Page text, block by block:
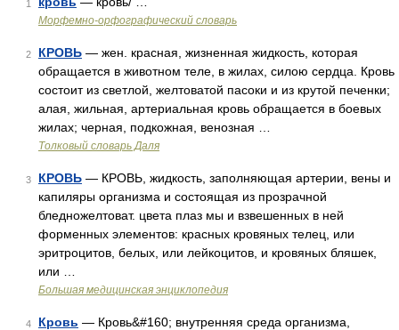
1
Морфемно-орфографический словарь
2 КРОВЬ — жен. красная, жизненная жидкость, которая
обращается в животном теле, в жилах, силою сердца. Кровь
состоит из светлой, желтоватой пасоки и из крутой печенки;
алая, жильная, артериальная кровь обращается в боевых
жилах; черная, подкожная, венозная …
Толковый словарь Даля
3 КРОВЬ — КРОВЬ, жидкость, заполняющая артерии, вены и
капиляры организма и состоящая из прозрачной
бледножелтоват. цвета плаз мы и взвешенных в ней
форменных элементов: красных кровяных телец, или
эритроцитов, белых, или лейкоцитов, и кровяных бляшек,
или …
Большая медицинская энциклопедия
4 Кровь — Кровь&#160; внутренняя среда организма,